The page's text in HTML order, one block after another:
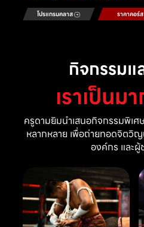
โปรแกรมคลาส ราคาคอร์ส
กิจกรรมแ
เราเป็นม
ครูดามยิมนำเสนอกิจกรรมพิเศ
หลากหลาย เพื่อถ่ายทอดจิตวิ
องค์กร และผู้